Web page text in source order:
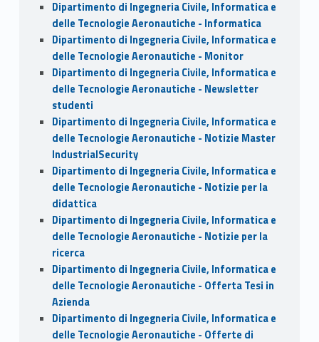
Dipartimento di Ingegneria Civile, Informatica e
delle Tecnologie Aeronautiche - Informatica
Dipartimento di Ingegneria Civile, Informatica e
delle Tecnologie Aeronautiche - Monitor
Dipartimento di Ingegneria Civile, Informatica e
delle Tecnologie Aeronautiche - Newsletter
studenti
Dipartimento di Ingegneria Civile, Informatica e
delle Tecnologie Aeronautiche - Notizie Master
IndustrialSecurity
Dipartimento di Ingegneria Civile, Informatica e
delle Tecnologie Aeronautiche - Notizie per la
didattica
Dipartimento di Ingegneria Civile, Informatica e
delle Tecnologie Aeronautiche - Notizie per la
ricerca
Dipartimento di Ingegneria Civile, Informatica e
delle Tecnologie Aeronautiche - Offerta Tesi in
Azienda
Dipartimento di Ingegneria Civile, Informatica e
delle Tecnologie Aeronautiche - Offerte di